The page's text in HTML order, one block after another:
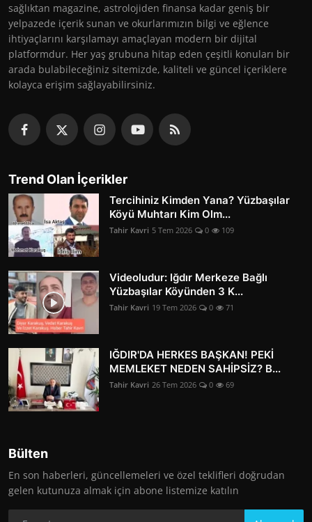
sağlıktan magazine, astrolojiden finansa kadar geniş bir
yelpazede içerik sunan ve okurlarımızın bilgi ve eğlence
ihtiyaçlarını karşılamayı amaçlayan modern bir dijital
platformdur. Her yaş grubuna hitap eden çeşitli konuları bir
arada bulabileceğiniz sitemizde, kaliteli ve güncel içeriklere
kolayca erişim sağlayabilirsiniz.
Trend Olan İçerikler
Tercihiniz Kimden Yana? Yüzbaşılar
Köyü Muhtarı Kim Olm...
Tahir Kavri 5 Tem 2026 0 109
Videoludur: Iğdır Merkeze Bağlı
Yüzbaşılar Köyünden 3 K...
Tahir Kavri 19 Tem 2026 0 71
IĞDIR'DA HERKES BAŞKAN! PEKİ
MEMLEKET NEDEN SAHİPSİZ? B...
Tahir Kavri 26 Tem 2026 0 69
Bülten
En son haberleri, güncellemeleri ve özel teklifleri doğrudan
gelen kutunuza almak için abone listemize katılın